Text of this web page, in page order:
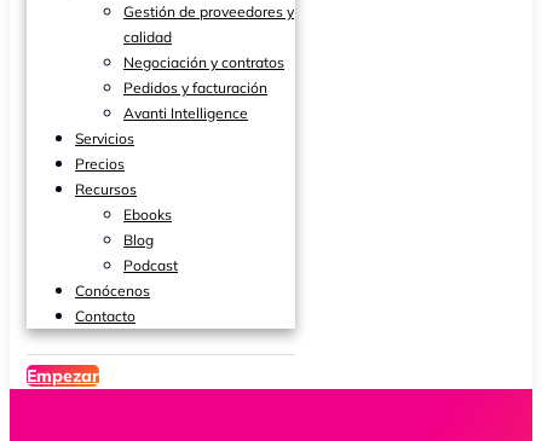
Gestión de proveedores y
calidad
Negociación y contratos
Pedidos y facturación
Avanti Intelligence
Servicios
Precios
Recursos
Ebooks
Blog
Podcast
Conócenos
Contacto
Empezar